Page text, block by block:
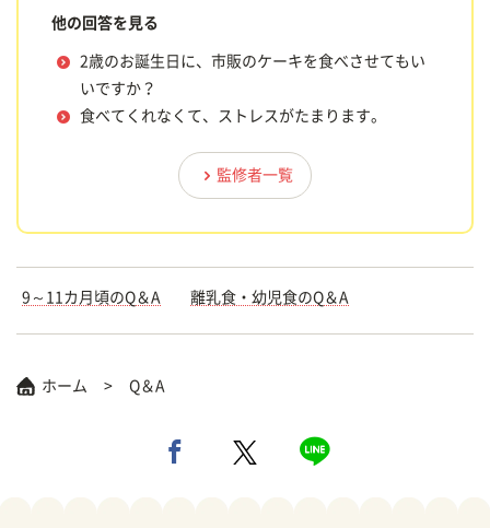
他の回答を見る
2歳のお誕生日に、市販のケーキを食べさせてもい
いですか？
食べてくれなくて、ストレスがたまります。
監修者一覧
9～11カ月頃のQ＆A 離乳食・幼児食のQ＆A
ホーム Q＆A